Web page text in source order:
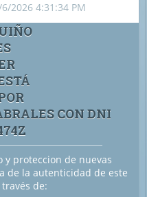
2026 4:31:34 PM
CON DNI
y proteccion de nuevas
de la autenticidad de este
de: